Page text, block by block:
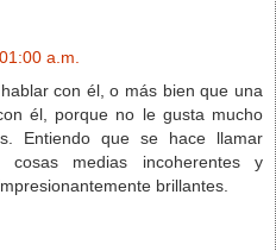
a.m.
con él, o más bien que una
él, porque no le gusta mucho
Entiendo que se hace llamar
medias incoherentes y
brillantes.